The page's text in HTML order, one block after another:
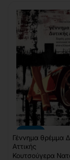
Γέννημα θρέμμα
Αττικής
Κουτσούγερα